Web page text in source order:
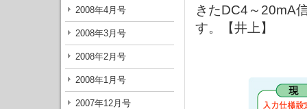
2008年4月号
2008年3月号
2008年2月号
2008年1月号
2007年12月号
きたDC4～20mA
す。【井上】